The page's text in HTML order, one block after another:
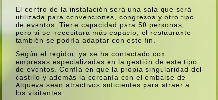
El centro de la instalación será una sala que será
utilizada para convenciones, congresos y otro tipo
de eventos. Tiene capacidad para 50 personas,
pero si se necesitara más espacio, el restaurante
también se podrí­a adaptar con este fin.
Según el regidor, ya se ha contactado con
empresas especializadas en la gestión de este tipo
de eventos. Confí­a en que la propia singularidad del
castillo y además la cercaní­a con el embalse de
Alqueva sean atractivos suficientes para atraer a
los visitantes.